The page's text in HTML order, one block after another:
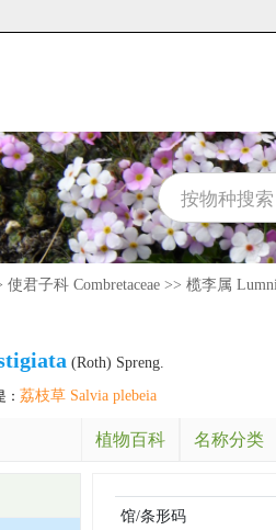
使君子科 Combretaceae >> 榄李属
(Roth) Spreng.
荔枝草 Salvia plebeia
植物百科 名称分类
馆/条形码